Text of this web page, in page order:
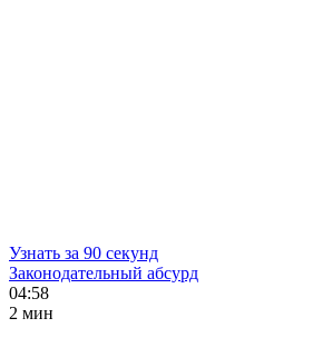
Узнать за 90 секунд
Законодательный абсурд
04:58
2 мин